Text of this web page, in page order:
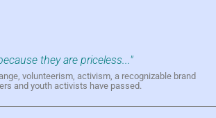
they are priceless..."
volunteerism, activism, a recognizable brand
and youth activists have passed.